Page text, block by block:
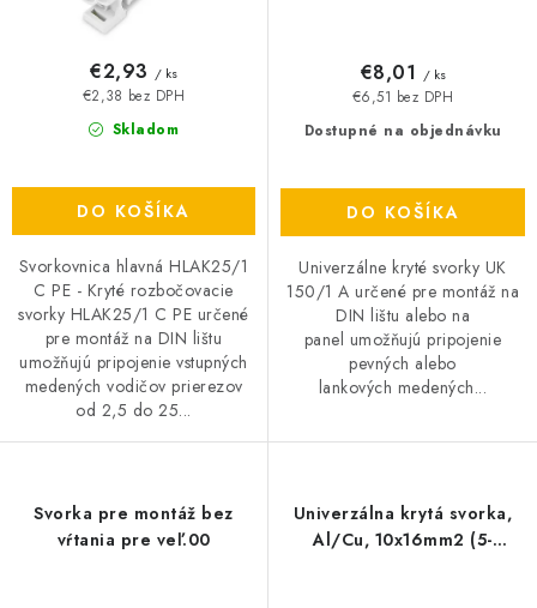
Skladom
€2,38 bez DPH
€2,93 / ks
DO KOŠÍKA
Svorkovnica hlavná HLAK25/1
C PE - Kryté rozbočovacie
svorky HLAK25/1 C PE určené
pre montáž na DIN lištu
umožňujú pripojenie vstupných
medených vodičov prierezov
od 2,5 do 25...
Dostupné na objednávku
€6,51 bez DPH
€8,01 / ks
DO KOŠÍKA
Univerzálne kryté svorky UK
150/1 A určené pre montáž na
DIN lištu alebo na
panel umožňujú pripojenie
pevných alebo
lankových medených...
Svorka pre montáž bez
vŕtania pre veľ.00
Univerzálna krytá svorka,
Al/Cu, 10x16mm2 (5-